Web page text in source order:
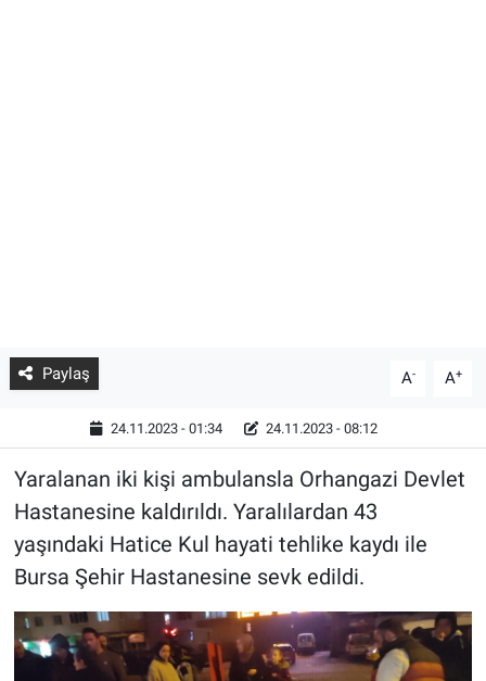
Paylaş A- A+
24.11.2023 - 01:34 24.11.2023 - 08:12
Yaralanan iki kişi ambulansla Orhangazi Devlet
Hastanesine kaldırıldı. Yaralılardan 43
yaşındaki Hatice Kul hayati tehlike kaydı ile
Bursa Şehir Hastanesine sevk edildi.